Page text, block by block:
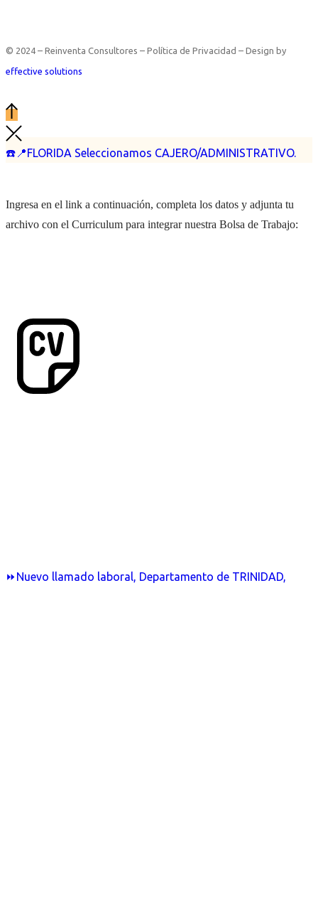
☎️📍FLORIDA Seleccionamos CAJERO/ADMINISTRATIVO.
⏩Nuevo llamado laboral, Departamento de TRINIDAD,
© 2024 – Reinventa Consultores – Política de Privacidad – Design by
effective solutions
Ingresa en el link a continuación, completa los datos y adjunta tu
archivo con el Curriculum para integrar nuestra Bolsa de Trabajo: